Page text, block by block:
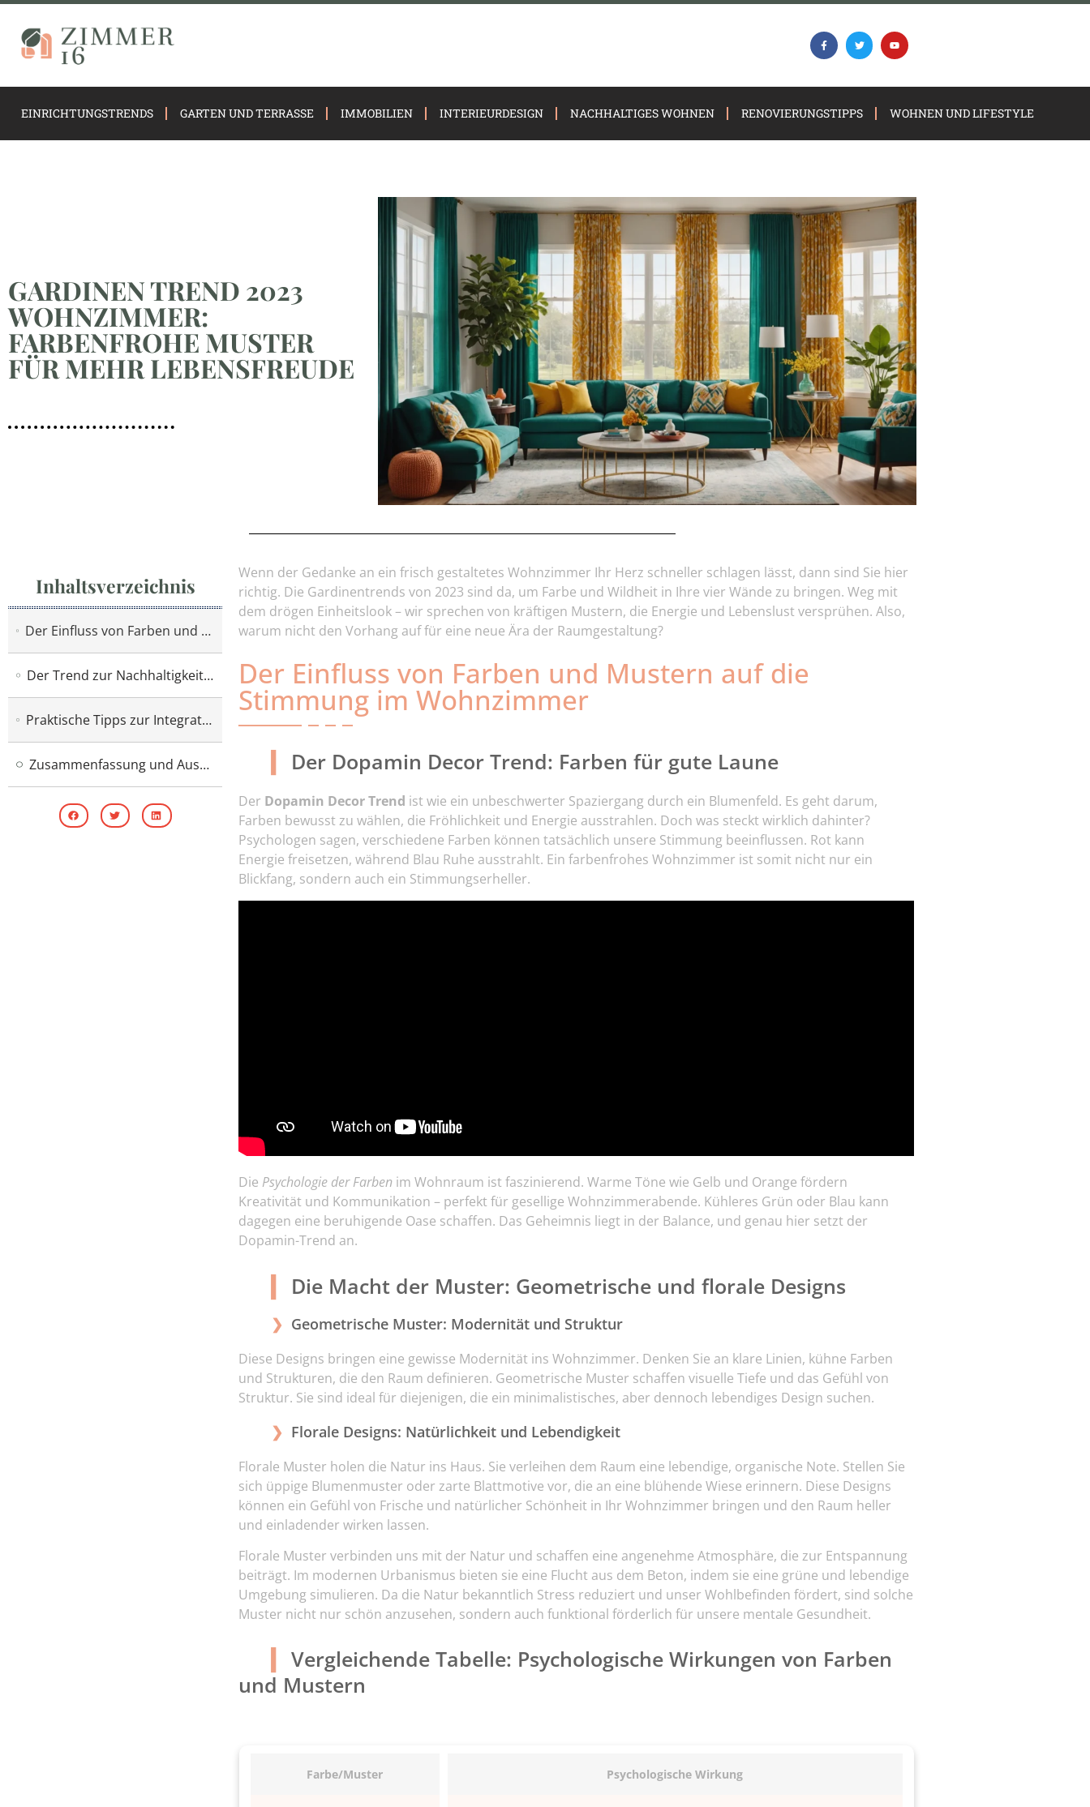
EINRICHTUNGSTRENDS GARTEN UND TERRASSE IMMOBILIEN INTERIEURDESIGN NACHHALTIGES WOHNEN RENOVIERUNGSTIPPS WOHNEN UND LIFESTYLE
GARDINEN TREND 2023
WOHNZIMMER:
FARBENFROHE MUSTER
FÜR MEHR LEBENSFREUDE
Inhaltsverzeichnis
Der Einfluss von Farben und Mustern auf die Stimmung im Wohnzimmer
Der Trend zur Nachhaltigkeit im Gardinendesign
Praktische Tipps zur Integration der Gardinentrends in Ihr Zuhause
Zusammenfassung und Ausblick
Wenn der Gedanke an ein frisch gestaltetes Wohnzimmer Ihr Herz schneller schlagen lässt, dann sind Sie hier
richtig. Die Gardinentrends von 2023 sind da, um Farbe und Wildheit in Ihre vier Wände zu bringen. Weg mit
dem drögen Einheitslook – wir sprechen von kräftigen Mustern, die Energie und Lebenslust versprühen. Also,
warum nicht den Vorhang auf für eine neue Ära der Raumgestaltung?
Der Einfluss von Farben und Mustern auf die
Stimmung im Wohnzimmer
Der Dopamin Decor Trend: Farben für gute Laune
Der Dopamin Decor Trend ist wie ein unbeschwerter Spaziergang durch ein Blumenfeld. Es geht darum,
Farben bewusst zu wählen, die Fröhlichkeit und Energie ausstrahlen. Doch was steckt wirklich dahinter?
Psychologen sagen, verschiedene Farben können tatsächlich unsere Stimmung beeinflussen. Rot kann
Energie freisetzen, während Blau Ruhe ausstrahlt. Ein farbenfrohes Wohnzimmer ist somit nicht nur ein
Blickfang, sondern auch ein Stimmungserheller.
Die Psychologie der Farben im Wohnraum ist faszinierend. Warme Töne wie Gelb und Orange fördern
Kreativität und Kommunikation – perfekt für gesellige Wohnzimmerabende. Kühleres Grün oder Blau kann
dagegen eine beruhigende Oase schaffen. Das Geheimnis liegt in der Balance, und genau hier setzt der
Dopamin-Trend an.
Die Macht der Muster: Geometrische und florale Designs
Geometrische Muster: Modernität und Struktur
Diese Designs bringen eine gewisse Modernität ins Wohnzimmer. Denken Sie an klare Linien, kühne Farben
und Strukturen, die den Raum definieren. Geometrische Muster schaffen visuelle Tiefe und das Gefühl von
Struktur. Sie sind ideal für diejenigen, die ein minimalistisches, aber dennoch lebendiges Design suchen.
Florale Designs: Natürlichkeit und Lebendigkeit
Florale Muster holen die Natur ins Haus. Sie verleihen dem Raum eine lebendige, organische Note. Stellen Sie
sich üppige Blumenmuster oder zarte Blattmotive vor, die an eine blühende Wiese erinnern. Diese Designs
können ein Gefühl von Frische und natürlicher Schönheit in Ihr Wohnzimmer bringen und den Raum heller
und einladender wirken lassen.
Florale Muster verbinden uns mit der Natur und schaffen eine angenehme Atmosphäre, die zur Entspannung
beiträgt. Im modernen Urbanismus bieten sie eine Flucht aus dem Beton, indem sie eine grüne und lebendige
Umgebung simulieren. Da die Natur bekanntlich Stress reduziert und unser Wohlbefinden fördert, sind solche
Muster nicht nur schön anzusehen, sondern auch funktional förderlich für unsere mentale Gesundheit.
Vergleichende Tabelle: Psychologische Wirkungen von Farben
und Mustern
Farbe/Muster Psychologische Wirkung